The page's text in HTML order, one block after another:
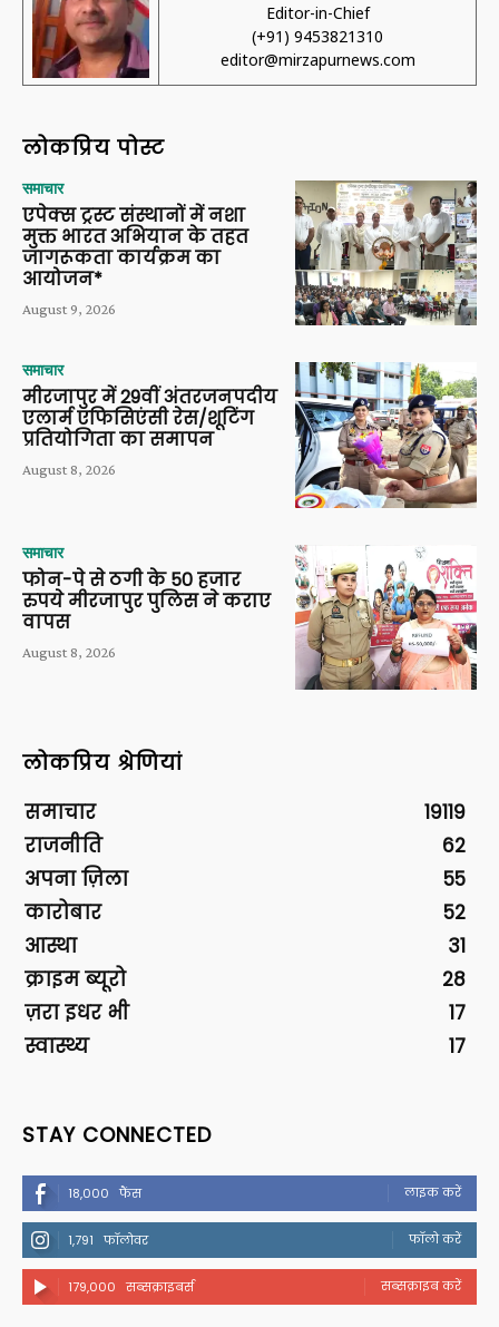
Editor-in-Chief
(+91) 9453821310
editor@mirzapurnews.com
लोकप्रिय पोस्ट
समाचार
एपेक्स ट्रस्ट संस्थानों में नशा
मुक्त भारत अभियान के तहत
जागरूकता कार्यक्रम का
आयोजन*
August 9, 2026
समाचार
मीरजापुर में 29वीं अंतरजनपदीय
एलार्म एफिसिएंसी रेस/शूटिंग
प्रतियोगिता का समापन
August 8, 2026
समाचार
फोन-पे से ठगी के 50 हजार
रुपये मीरजापुर पुलिस ने कराए
वापस
August 8, 2026
लोकप्रिय श्रेणियां
समाचार
19119
राजनीति
62
अपना ज़िला
55
कारोबार
52
आस्था
31
क्राइम ब्यूरो
28
ज़रा इधर भी
17
स्वास्थ्य
17
STAY CONNECTED
18,000 फैंस लाइक करें
1,791 फॉलोवर फॉलो करें
179,000 सब्सक्राइबर्स सब्सक्राइब करें